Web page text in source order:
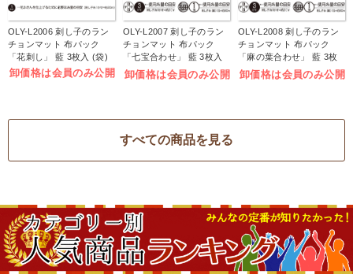
OLY-L2006 刺し子のラン
チョンマット 布パック
「花刺し」 藍 3枚入 (袋)
卸価格は会員のみ公開
OLY-L2007 刺し子のラン
チョンマット 布パック
「七宝合わせ」 藍 3枚入
(袋)
卸価格は会員のみ公開
OLY-L2008 刺し子のラン
チョンマット 布パック
「麻の葉合わせ」 藍 3枚
入 (袋)
卸価格は会員のみ公開
すべての商品を見る